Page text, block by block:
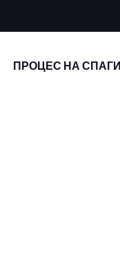
ПРОЦЕС НА